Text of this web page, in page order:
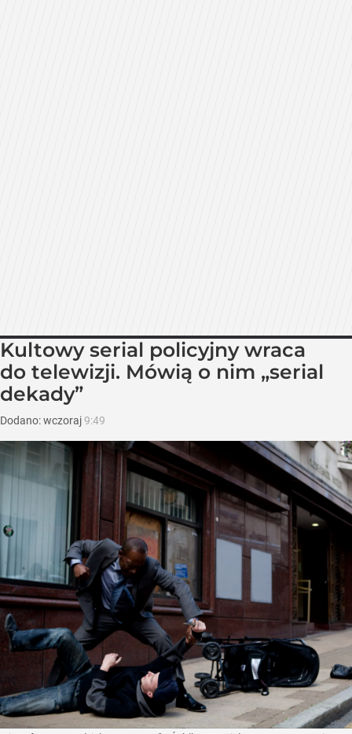
Kultowy serial policyjny wraca
do telewizji. Mówią o nim „serial
dekady”
Dodano:wczoraj 9:49